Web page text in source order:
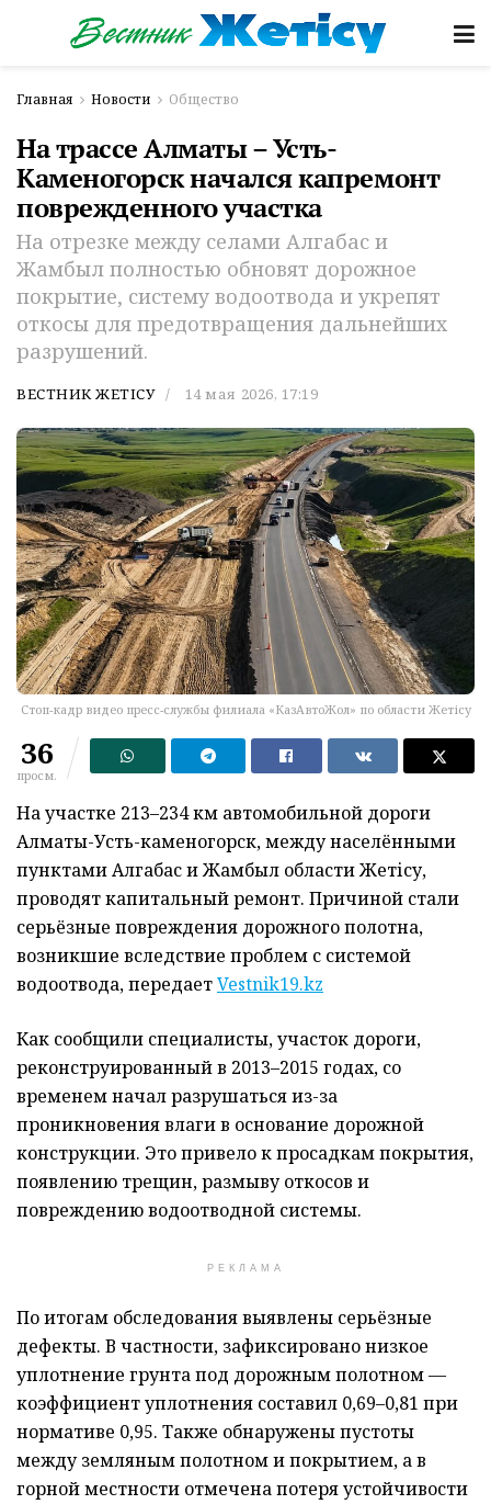
Главная Новости Общество
На трассе Алматы – Усть-
Каменогорск начался капремонт
поврежденного участка
На отрезке между селами Алгабас и
Жамбыл полностью обновят дорожное
покрытие, систему водоотвода и укрепят
откосы для предотвращения дальнейших
разрушений.
ВЕСТНИК ЖЕТІСУ 14 мая 2026, 17:19
Стоп-кадр видео пресс-службы филиала «КазАвтоЖол» по области Жетісу
36
просм.
На участке 213–234 км автомобильной дороги
Алматы-Усть-каменогорск, между населёнными
пунктами Алгабас и Жамбыл области Жетісу,
проводят капитальный ремонт. Причиной стали
серьёзные повреждения дорожного полотна,
возникшие вследствие проблем с системой
водоотвода, передаетVestnik19.kz
Как сообщили специалисты, участок дороги,
реконструированный в 2013–2015 годах, со
временем начал разрушаться из-за
проникновения влаги в основание дорожной
конструкции. Это привело к просадкам покрытия,
появлению трещин, размыву откосов и
повреждению водоотводной системы.
РЕКЛАМА
По итогам обследования выявлены серьёзные
дефекты. В частности, зафиксировано низкое
уплотнение грунта под дорожным полотном —
коэффициент уплотнения составил 0,69–0,81 при
нормативе 0,95. Также обнаружены пустоты
между земляным полотном и покрытием, а в
горной местности отмечена потеря устойчивости